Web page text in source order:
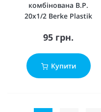
комбінована В.Р.
20x1/2 Berke Plastik
95 грн.
Купити